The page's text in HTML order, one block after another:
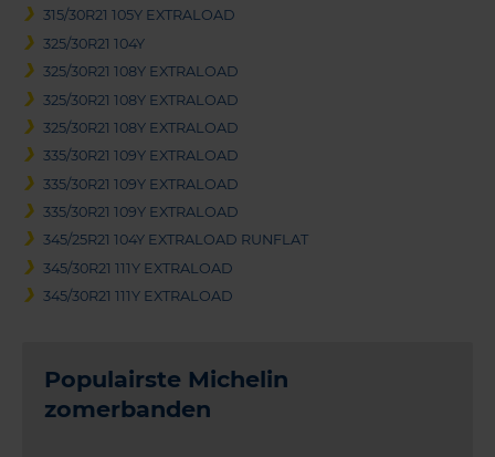
315/30R21 105Y EXTRALOAD
325/30R21 104Y
325/30R21 108Y EXTRALOAD
325/30R21 108Y EXTRALOAD
325/30R21 108Y EXTRALOAD
335/30R21 109Y EXTRALOAD
335/30R21 109Y EXTRALOAD
335/30R21 109Y EXTRALOAD
345/25R21 104Y EXTRALOAD RUNFLAT
345/30R21 111Y EXTRALOAD
345/30R21 111Y EXTRALOAD
Populairste Michelin
zomerbanden